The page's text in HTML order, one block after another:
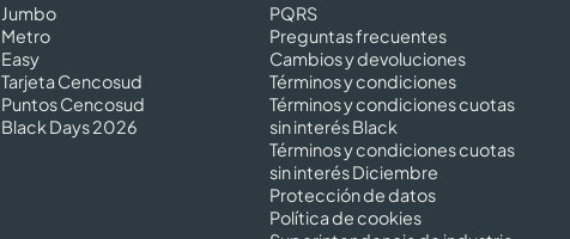
Jumbo
Metro
Easy
Tarjeta Cencosud
Puntos Cencosud
Black Days 2026
PQRS
Preguntas frecuentes
Cambios y devoluciones
Términos y condiciones
Términos y condiciones cuotas
sin interés Black
Términos y condiciones cuotas
sin interés Diciembre
Protección de datos
Política de cookies